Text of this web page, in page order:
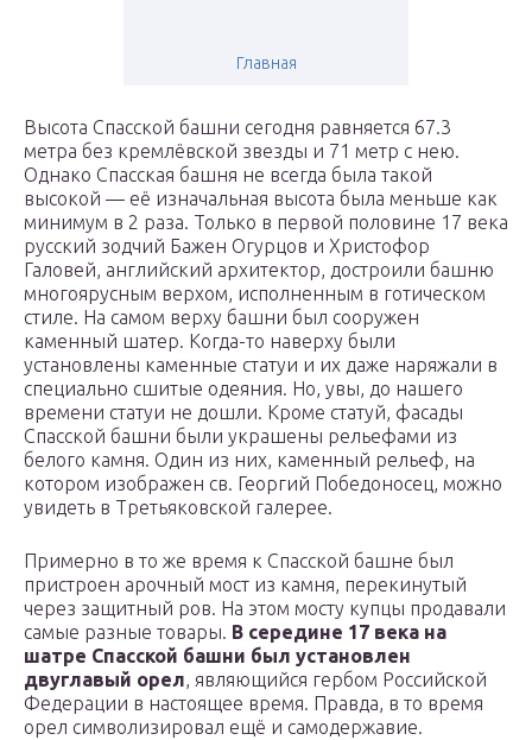
Главная
Высота Спасской башни сегодня равняется 67.3
метра без кремлёвской звезды и 71 метр с нею.
Однако Спасская башня не всегда была такой
высокой — её изначальная высота была меньше как
минимум в 2 раза. Только в первой половине 17 века
русский зодчий Бажен Огурцов и Христофор
Галовей, английский архитектор, достроили башню
многоярусным верхом, исполненным в готическом
стиле. На самом верху башни был сооружен
каменный шатер. Когда-то наверху были
установлены каменные статуи и их даже наряжали в
специально сшитые одеяния. Но, увы, до нашего
времени статуи не дошли. Кроме статуй, фасады
Спасской башни были украшены рельефами из
белого камня. Один из них, каменный рельеф, на
котором изображен св. Георгий Победоносец, можно
увидеть в Третьяковской галерее.
Примерно в то же время к Спасской башне был
пристроен арочный мост из камня, перекинутый
через защитный ров. На этом мосту купцы продавали
самые разные товары. В середине 17 века на
шатре Спасской башни был установлен
двуглавый орел, являющийся гербом Российской
Федерации в настоящее время. Правда, в то время
орел символизировал ещё и самодержавие.